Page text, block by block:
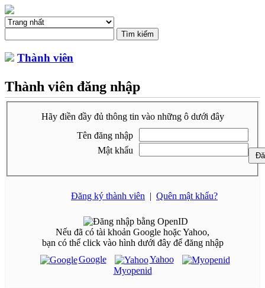
Thành viên
Thành viên đăng nhập
Hãy điền đầy đủ thông tin vào những ô dưới đây
Tên đăng nhập
Mật khẩu
Đăng ký thành viên | Quên mật khẩu?
Nếu đã có tài khoản Google hoặc Yahoo,
bạn có thể click vào hình dưới đây để đăng nhập
Google
Yahoo
Myopenid